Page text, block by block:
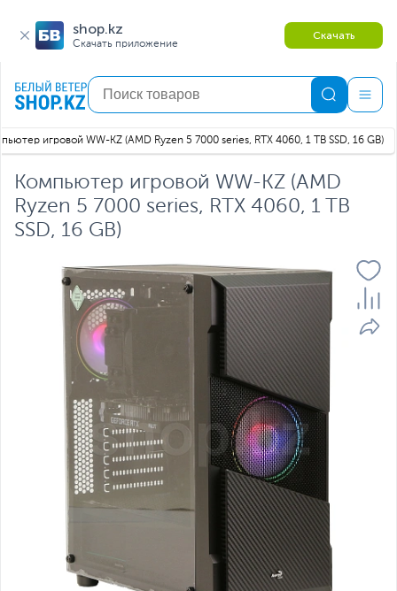
shop.kz
Скачать приложение
Скачать
игровой WW-KZ (AMD Ryzen 5 7000 series, RTX 4060, 1 TB SSD, 16 GB)
Компьютер игровой WW-KZ (AMD
Ryzen 5 7000 series, RTX 4060, 1 TB
SSD, 16 GB)